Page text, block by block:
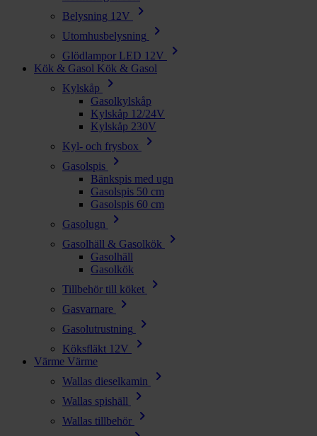
Belysning 12V chevron_right
Utomhusbelysning chevron_right
Glödlampor LED 12V chevron_right
Kök & Gasol Kök & Gasol
Kylskåp
chevron_right
Gasolkylskåp
Kylskåp 12/24V
Kylskåp 230V
Kyl- och frysbox
chevron_right
Gasolspis chevron_right
Bänkspis med ugn
Gasolspis 50 cm
Gasolspis 60 cm
Gasolugn
chevron_right
Gasolhäll & Gasolkök chevron_right
Gasolhäll
Gasolkök
Tillbehör till köket
chevron_right
Gasvarnare chevron_right
Gasolutrustning chevron_right
Köksfläkt 12V chevron_right
Värme Värme
Wallas dieselkamin
chevron_right
Wallas spishäll chevron_right
Wallas tillbehör chevron_right